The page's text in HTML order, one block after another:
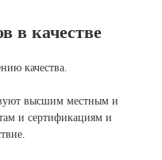
в качестве
качества.
высшим местным и
и сертификациям и